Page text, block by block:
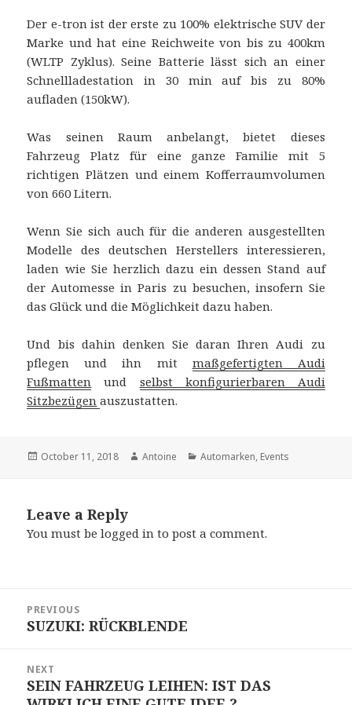
Der e-tron ist der erste zu 100% elektrische SUV der
Marke und hat eine Reichweite von bis zu 400km
(WLTP Zyklus). Seine Batterie lässt sich an einer
Schnellladestation in 30 min auf bis zu 80%
aufladen (150kW).
Was seinen Raum anbelangt, bietet dieses
Fahrzeug Platz für eine ganze Familie mit 5
richtigen Plätzen und einem Kofferraumvolumen
von 660 Litern.
Wenn Sie sich auch für die anderen ausgestellten
Modelle des deutschen Herstellers interessieren,
laden wie Sie herzlich dazu ein dessen Stand auf
der Automesse in Paris zu besuchen, insofern Sie
das Glück und die Möglichkeit dazu haben.
Und bis dahin denken Sie daran Ihren Audi zu
pflegen und ihn mit maßgefertigten Audi
Fußmatten und selbst konfigurierbaren Audi
Sitzbezügen auszustatten.
Posted
October 11, 2018 Author
Antoine Categories
Automarken, Events
Leave a Reply
You must belogged in to post a comment.
navigation
PREVIOUS
Previous
SUZUKI: RÜCKBLENDE
NEXT
Next
SEIN FAHRZEUG LEIHEN: IST DAS